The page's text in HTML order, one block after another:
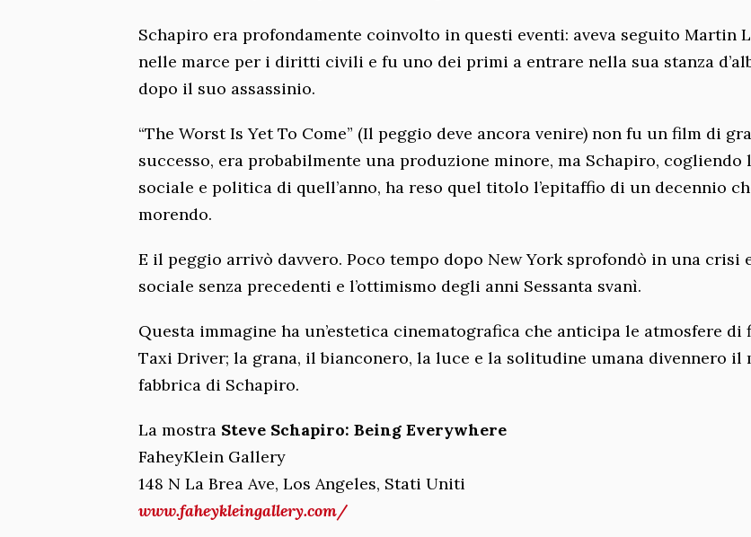
Schapiro era profondamente coinvolto in questi eventi: aveva seguito Martin
nelle marce per i diritti civili e fu uno dei primi a entrare nella sua stanza
dopo il suo assassinio.
“The Worst Is Yet To Come” (Il peggio deve ancora venire) non fu un film di
successo, era probabilmente una produzione minore, ma Schapiro, cogliendo
sociale e politica di quell’anno, ha reso quel titolo l’epitaffio di un decennio
morendo.
E il peggio arrivò davvero. Poco tempo dopo New York sprofondò in una crisi
sociale senza precedenti e l’ottimismo degli anni Sessanta svanì.
Questa immagine ha un’estetica cinematografica che anticipa le atmosfere di
Taxi Driver; la grana, il bianconero, la luce e la solitudine umana divennero il
fabbrica di Schapiro.
La mostra Steve Schapiro: Being Everywhere
FaheyKlein Gallery
148 N La Brea Ave, Los Angeles, Stati Uniti
www.faheykleingallery.com/